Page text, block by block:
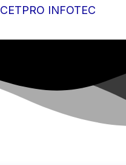
Ir
CETPRO INFOTEC